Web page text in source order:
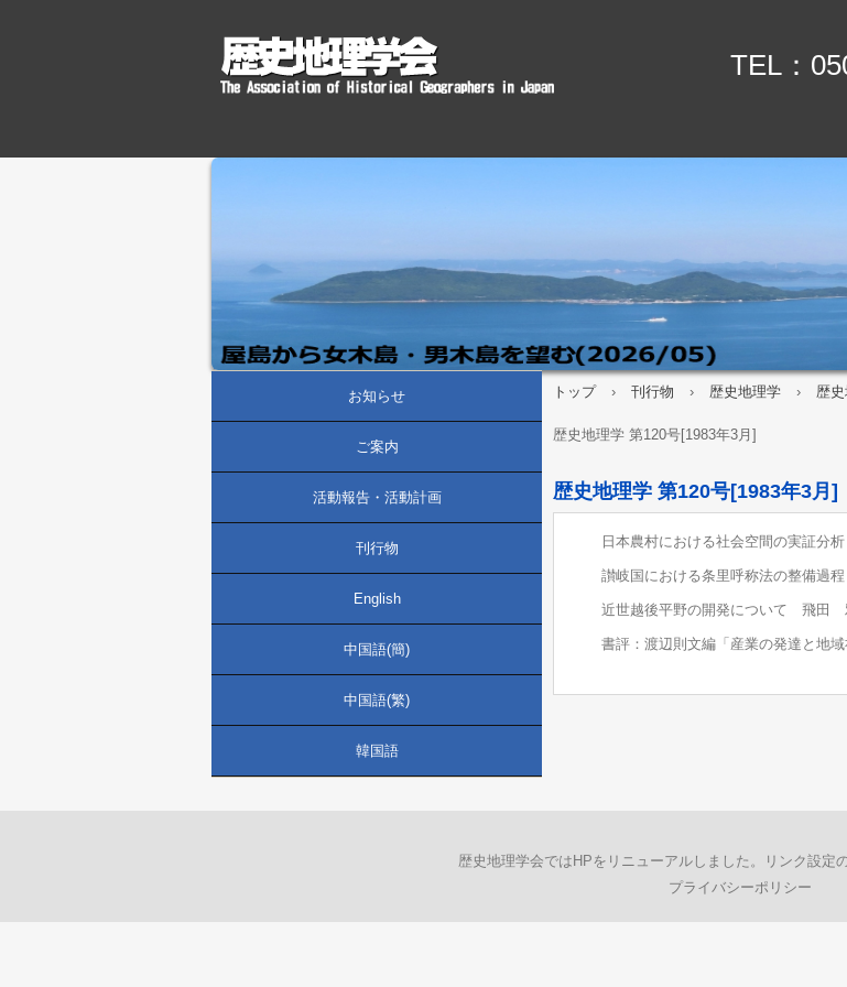
TEL：
トップ › 刊行物 › 歴史地理学 › 歴
歴史地理学 第120号[1983年3月]
歴史地理学 第120号[1983年3月]
日本農村における社会空間の実証
讃岐国における条里呼称法の整備
近世越後平野の開発について 飛田
書評：渡辺則文編「産業の発達と
お知らせ
ご案内
活動報告・活動計画
刊行物
English
中国語(簡)
中国語(繁)
韓国語
歴史地理学会ではHPをリニューアルしました。リンク設定
プライバシーポリシー